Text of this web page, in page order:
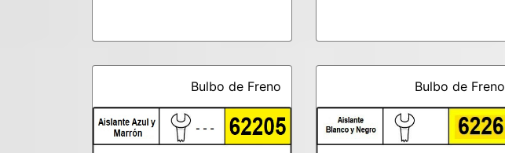
Bulbo de Freno Bulbo de Freno